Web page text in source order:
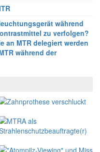
während
zu verfolgen?
an MTR delegiert werden
während der